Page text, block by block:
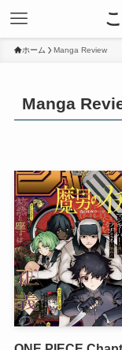
ホーム Manga Review
Manga